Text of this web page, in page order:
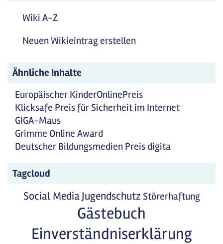
Wiki A-Z
Neuen Wikieintrag erstellen
Ähnliche Inhalte
Europäischer KinderOnlinePreis
Klicksafe Preis für Sicherheit im Internet
GIGA-Maus
Grimme Online Award
Deutscher Bildungsmedien Preis digita
Tagcloud
Social Media Jugendschutz Störerhaftung
Gästebuch
Einverständniserklärung